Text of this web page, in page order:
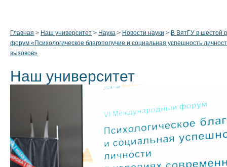
Главная > Наш университет > Наука > Новости науки > В ВятГУ в шестой
форум «Психологическое благополучие и социальная успешность
вызовов»
Наш университет